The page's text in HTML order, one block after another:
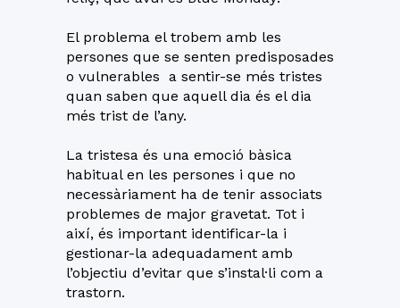
El problema el trobem amb les
persones que se senten predisposades
o vulnerables a sentir-se més tristes
quan saben que aquell dia és el dia
més trist de l’any.
La tristesa és una emoció bàsica
habitual en les persones i que no
necessàriament ha de tenir associats
problemes de major gravetat. Tot i
així, és important identificar-la i
gestionar-la adequadament amb
l’objectiu d’evitar que s’instal·li com a
trastorn.